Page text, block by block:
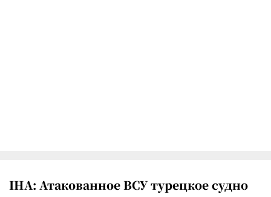
IHA: Атакованное ВСУ турецкое судно